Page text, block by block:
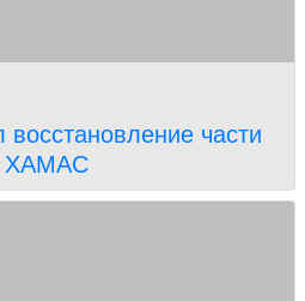
восстановление части
ХАМАС